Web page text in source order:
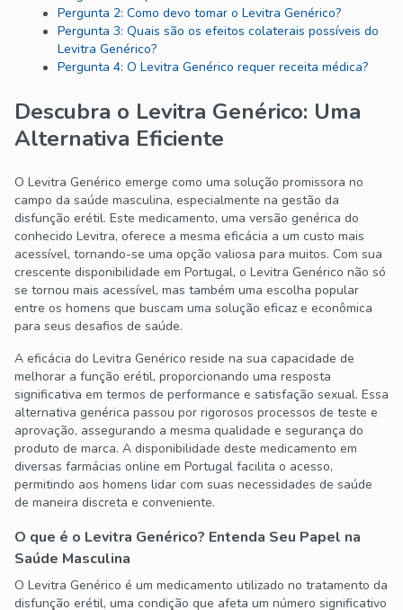
Pergunta 2: Como devo tomar o Levitra Genérico?
Pergunta 3: Quais são os efeitos colaterais possíveis do
Levitra Genérico?
Pergunta 4: O Levitra Genérico requer receita médica?
Descubra o Levitra Genérico: Uma
Alternativa Eficiente
O Levitra Genérico emerge como uma solução promissora no
campo da saúde masculina, especialmente na gestão da
disfunção erétil. Este medicamento, uma versão genérica do
conhecido Levitra, oferece a mesma eficácia a um custo mais
acessível, tornando-se uma opção valiosa para muitos. Com sua
crescente disponibilidade em Portugal, o Levitra Genérico não só
se tornou mais acessível, mas também uma escolha popular
entre os homens que buscam uma solução eficaz e econômica
para seus desafios de saúde.
A eficácia do Levitra Genérico reside na sua capacidade de
melhorar a função erétil, proporcionando uma resposta
significativa em termos de performance e satisfação sexual. Essa
alternativa genérica passou por rigorosos processos de teste e
aprovação, assegurando a mesma qualidade e segurança do
produto de marca. A disponibilidade deste medicamento em
diversas farmácias online em Portugal facilita o acesso,
permitindo aos homens lidar com suas necessidades de saúde
de maneira discreta e conveniente.
O que é o Levitra Genérico? Entenda Seu Papel na
Saúde Masculina
O Levitra Genérico é um medicamento utilizado no tratamento da
disfunção erétil, uma condição que afeta um número significativo